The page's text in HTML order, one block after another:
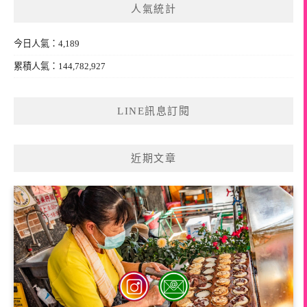
人氣統計
今日人氣：4,189
累積人氣：144,782,927
LINE訊息訂閱
近期文章